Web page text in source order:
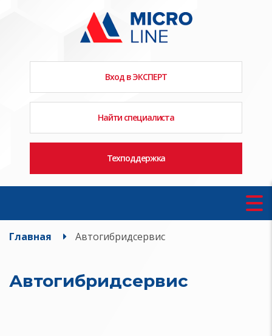
Вход в ЭКСПЕРТ
Найти специалиста
Техподдержка
Главная Автогибридсервис
Автогибридсервис